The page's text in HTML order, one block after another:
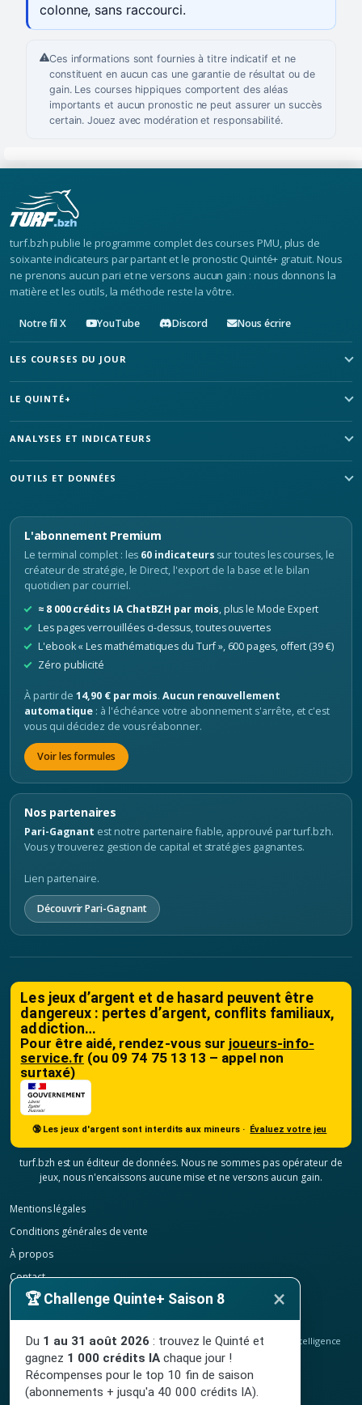
colonne, sans raccourci.
Ces informations sont fournies à titre indicatif et ne
constituent en aucun cas une garantie de résultat ou de
gain. Les courses hippiques comportent des aléas
importants et aucun pronostic ne peut assurer un succès
certain. Jouez avec modération et responsabilité.
turf.bzh publie le programme complet des courses PMU, plus de
soixante indicateurs par partant et le pronostic Quinté+ gratuit. Nous
ne prenons aucun pari et ne versons aucun gain : nous donnons la
matière et les outils, la méthode reste la vôtre.
Notre fil X YouTube Discord Nous écrire
LES COURSES DU JOUR
LE QUINTÉ+
ANALYSES ET INDICATEURS
OUTILS ET DONNÉES
L'abonnement Premium
Le terminal complet : les 60 indicateurs sur toutes les courses, le
créateur de stratégie, le Direct, l'export de la base et le bilan
quotidien par courriel.
≈ 8 000 crédits IA ChatBZH par mois, plus le Mode Expert
Les pages verrouillées ci-dessus, toutes ouvertes
L'ebook « Les mathématiques du Turf », 600 pages, offert (39 €)
Zéro publicité
À partir de14,90 € par mois.Aucun renouvellement
automatique : à l'échéance votre abonnement s'arrête, et c'est
vous qui décidez de vous réabonner.
Voir les formules
Nos partenaires
Pari-Gagnant est notre partenaire fiable, approuvé par turf.bzh.
Vous y trouverez gestion de capital et stratégies gagnantes.
Lien partenaire.
Découvrir Pari-Gagnant
Les jeux d’argent et de hasard peuvent être
dangereux : pertes d’argent, conflits familiaux,
addiction…
Pour être aidé, rendez-vous sur joueurs-info-
service.fr (ou 09 74 75 13 13 – appel non
surtaxé)
🔞 Les jeux d'argent sont interdits aux mineurs · Évaluez votre jeu
turf.bzh est un éditeur de données. Nous ne sommes pas opérateur de
jeux, nous n'encaissons aucune mise et ne versons aucun gain.
Mentions légales
Conditions générales de vente
À propos
Contact
Confidentialité
Résilier mon abonnement
© 2020-2026 TURF.bzh, analyses hippiques, classement ELO et intelligence
artificielle.
Site indépendant, sans lien avec le PMU. Jeu interdit aux mineurs.
🏆 Challenge Quinte+ Saison 8 ×
Du 1 au 31 août 2026 : trouvez le Quinté et
gagnez 1 000 crédits IA chaque jour !
Récompenses pour le top 10 fin de saison
(abonnements + jusqu'a 40 000 crédits IA).